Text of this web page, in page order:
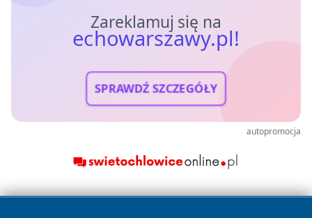
Zareklamuj się na
echowarszawy.pl!
SPRAWDŹ SZCZEGÓŁY
autopromocja